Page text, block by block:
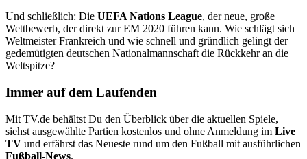
Und schließlich: Die UEFA Nations League, der neue, große
Wettbewerb, der direkt zur EM 2020 führen kann. Wie schlägt sich
Weltmeister Frankreich und wie schnell und gründlich gelingt der
gedemütigten deutschen Nationalmannschaft die Rückkehr an die
Weltspitze?
Immer auf dem Laufenden
Mit TV.de behältst Du den Überblick über die aktuellen Spiele,
siehst ausgewählte Partien kostenlos und ohne Anmeldung im Live
TV und erfährst das Neueste rund um den Fußball mit ausführlichen
Fußball-News.